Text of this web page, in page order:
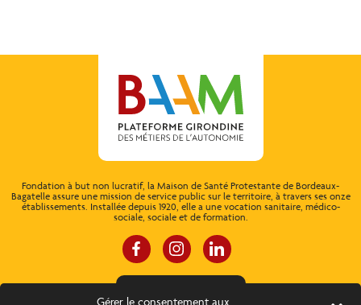
Gérer le consentement aux
Fondation à but non lucratif, la Maison de Santé Protestante de Bordeaux-
Bagatelle assure une mission de service public sur le territoire, à travers ses onze
établissements. Installée depuis 1920, elle a une vocation sanitaire, médico-
sociale, sociale et de formation.